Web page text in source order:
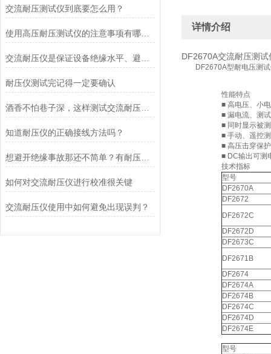
交流耐压测试仪到底要怎么用？
使用高压耐压测试仪的注意事项有哪些？
耐压仪测试完记得一定要确认
酒香不怕巷子深，这样测试交流耐压仪，恰到好处
知道耐压仪的正确接线方法吗？
想避开绝缘事故那还不简单？有耐压仪就够了
如何对交流耐压仪进行校准很关键
交流耐压仪使用中如何避免出现误判？
详情介绍
DF2670A交流耐压测
DF2670A型耐电压测
性能特点
■ 高电压、小
■ 漏电流、测
■ 同时显示被
■ 手动、遥控
■ 高压击穿保护
■ DC输出可测
技术指标
型号
DF2670A
DF2672
DF2672C
DF2672D
DF2673C
DF2671B
DF2674
DF2674A
DF2674B
DF2674C
DF2674D
DF2674E
型号